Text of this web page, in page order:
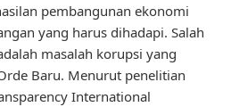
pembangunan ekonomi
yang harus dihadapi. Salah
masalah korupsi yang
Baru. Menurut penelitian
International